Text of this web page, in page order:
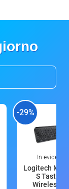
-29%
In evidenza
Logitech MX
S Tastiera
Wireless